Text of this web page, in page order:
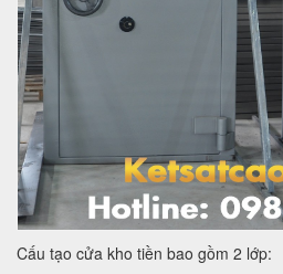
Cấu tạo cửa kho tiền bao gồm 2 lớp: